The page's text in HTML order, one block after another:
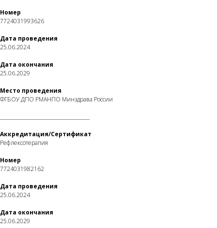
Номер
7724031993626
Дата проведения
25.06.2024
Дата окончания
25.06.2029
Место проведения
ФГБОУ ДПО РМАНПО Минздрава России
Аккредитация/Сертификат
Рефлексотерапия
Номер
7724031982162
Дата проведения
25.06.2024
Дата окончания
25.06.2029